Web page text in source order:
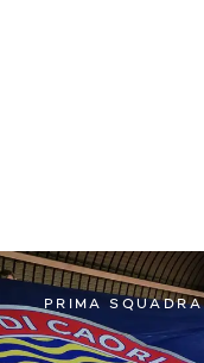
PRIMA SQUADRA